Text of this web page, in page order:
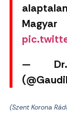
— Dr.
(Szent Korona